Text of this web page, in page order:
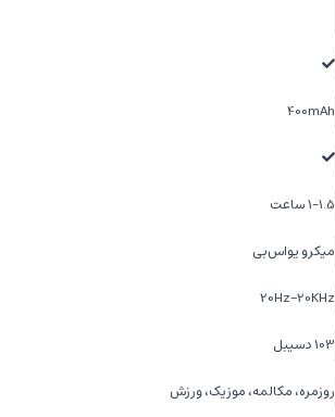
400mAh
1-1.5 ساعت
میکرو یو‌اس‌بی
20Hz-20KHz
103 دسیبل
روزمره، مکالمه، موزیک، ورزش